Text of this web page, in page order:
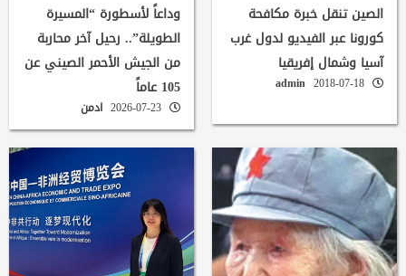
الصين تنقل خبرة مكافحة
كورونا عبر الفيديو لدول غرب
آسيا وشمال إفريقيا
admin
وداعاً لأسطورة “المسيرة
الطويلة”.. رحيل آخر محاربة
من الجيش الأحمر الصيني عن
105 عاماً
ادمن